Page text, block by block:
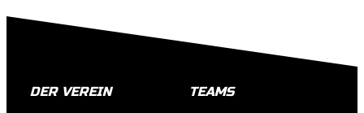
DER VEREIN TEAMS